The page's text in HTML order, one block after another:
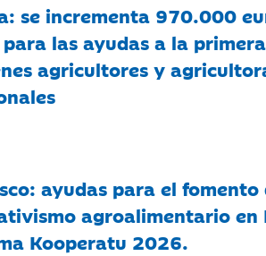
se incrementa 970.000
las ayudas a la
agricultores y
ayudas para el fomento
agroalimentario en
Kooperatu 2026.